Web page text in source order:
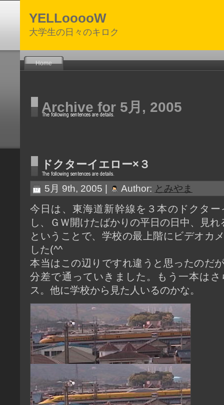
YELLooooW
大学生の日々のキロク
Home
Archive for 5月, 2005
ドクターイエロー×３
5月 9th, 2005 | Author: とみやま
今日は、東海道新幹線を３本のドクタ
し、ＧＷ開けたばかりの平日の日中、見れ
ということで、学校の最上階にビデオカ
した(^^ゞ
本当はこの辺りですれ違うと思ったのだ
分差で通っていきました。もう一本は
ス。他に学校から見た人いるのかな。